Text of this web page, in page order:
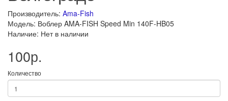
Производитель: Ama-Fish
Модель: Воблер AMA-FISH Speed Min 140F-HB05
Наличие: Нет в наличии
100р.
Количество